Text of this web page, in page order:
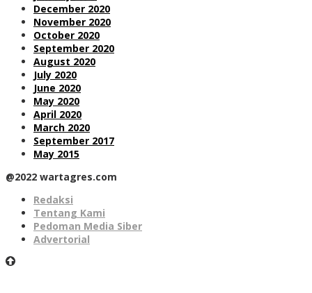
December 2020
November 2020
October 2020
September 2020
August 2020
July 2020
June 2020
May 2020
April 2020
March 2020
September 2017
May 2015
@2022 wartagres.com
Redaksi
Tentang Kami
Pedoman Media Siber
Advertorial